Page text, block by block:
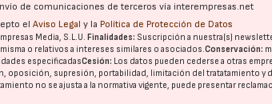
de comunicaciones de terceros vía interempresas.net
elAviso Legal y la Política de Protección de Datos
Media, S.L.U. Finalidades: Suscripción a nuestra(s)
o relativos a intereses similares o asociados.Conservación:
especificadasCesión: Los datos pueden cederse a otras
oposición, supresión, portabilidad, limitación del tratatamiento y
no se ajusta a la normativa vigente, puede presentar